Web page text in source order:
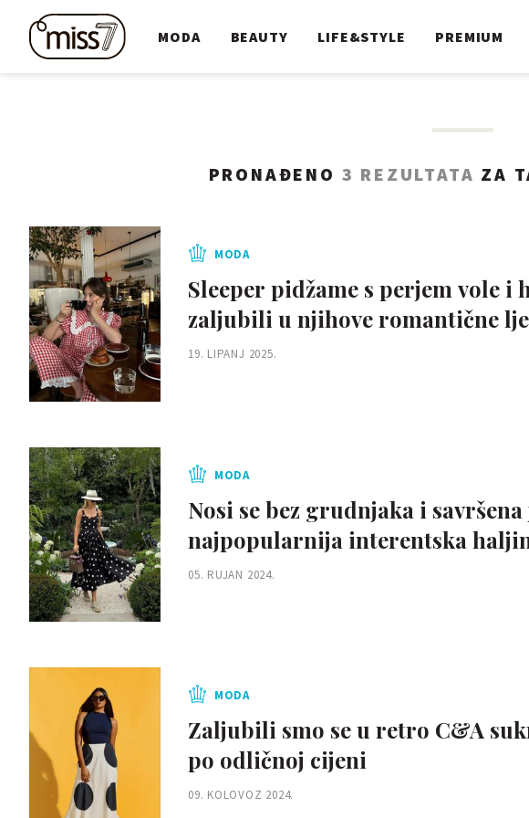
MODA BEAUTY LIFE&STYLE PREMIUM
PRONAĐENO 3 REZULTATA ZA
MODA
Sleeper pidžame s perjem vole i
zaljubili u njihove romantične
19. LIPANJ 2025.
MODA
Nosi se bez grudnjaka i
najpopularnija interentska
05. RUJAN 2024.
MODA
Zaljubili smo se u retro C&A
po odličnoj cijeni
09. KOLOVOZ 2024.